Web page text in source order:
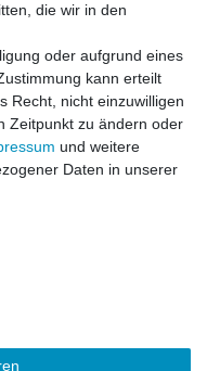
7.4V 2S 30C Smart G2
26,99 € *
anzeigen
Versandkosten
die wir in den
oder aufgrund eines
kann erteilt
Recht, nicht einzuwilligen
Zeitpunkt zu ändern oder
und weitere
Daten in unserer